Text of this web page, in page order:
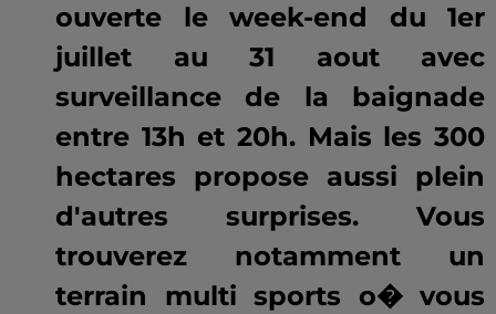
ouverte le week-end du 1er
juillet au 31 aout avec
surveillance de la baignade
entre 13h et 20h. Mais les 300
hectares propose aussi plein
d'autres surprises. Vous
trouverez notamment un
terrain multi sports o� vous